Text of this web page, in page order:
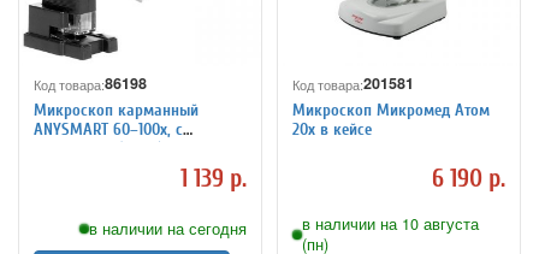
Код товара:86198
Микроскоп карманный
ANYSMART 60–100x, с
подсветкой (75017)
1 139 р.
в наличии на сегодня
Код товара:201581
Микроскоп Микромед Атом
20x в кейсе
6 190 р.
в наличии на 10 августа
(пн)